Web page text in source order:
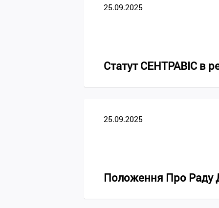
25.09.2025
Статут СЕНТРАВІС в
25.09.2025
Положення Про Раду